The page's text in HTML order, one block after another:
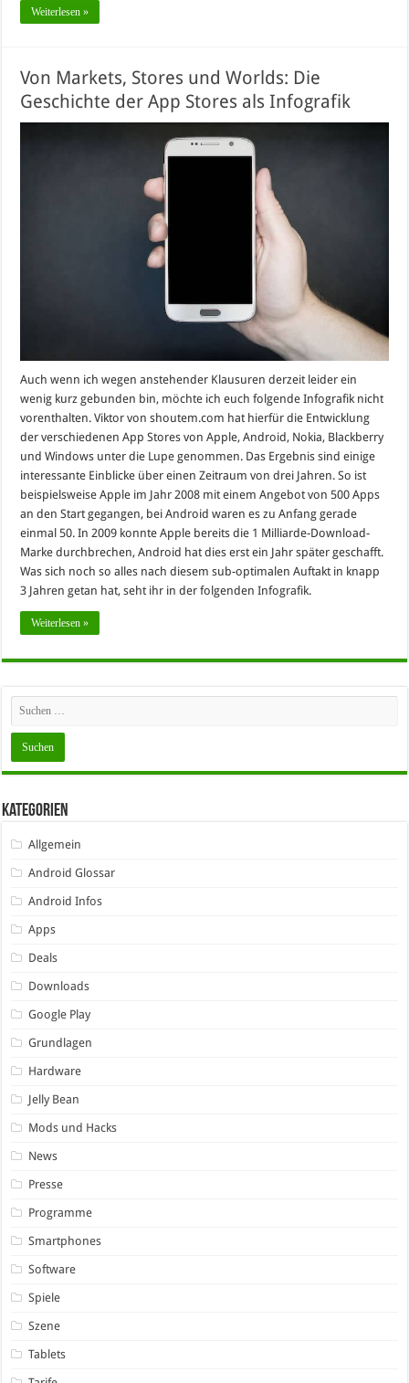
Weiterlesen »
Von Markets, Stores und Worlds: Die
Geschichte der App Stores als Infografik
Auch wenn ich wegen anstehender Klausuren derzeit leider ein
wenig kurz gebunden bin, möchte ich euch folgende Infografik nicht
vorenthalten. Viktor von shoutem.com hat hierfür die Entwicklung
der verschiedenen App Stores von Apple, Android, Nokia, Blackberry
und Windows unter die Lupe genommen. Das Ergebnis sind einige
interessante Einblicke über einen Zeitraum von drei Jahren. So ist
beispielsweise Apple im Jahr 2008 mit einem Angebot von 500 Apps
an den Start gegangen, bei Android waren es zu Anfang gerade
einmal 50. In 2009 konnte Apple bereits die 1 Milliarde-Download-
Marke durchbrechen, Android hat dies erst ein Jahr später geschafft.
Was sich noch so alles nach diesem sub-optimalen Auftakt in knapp
3 Jahren getan hat, seht ihr in der folgenden Infografik.
Weiterlesen »
Kategorien
Allgemein
Android Glossar
Android Infos
Apps
Deals
Downloads
Google Play
Grundlagen
Hardware
Jelly Bean
Mods und Hacks
News
Presse
Programme
Smartphones
Software
Spiele
Szene
Tablets